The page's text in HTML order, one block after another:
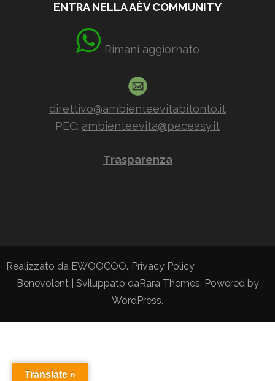
ENTRA NELLA AÈV COMMUNITY
Rimani aggiornato
direttivo@ambienteevitabitonto.it
PEC: ambienteevita@peceasy.it
Trasparenza
Realizzato da EWOOCOO. Privacy Policy
Benevolent | Sviluppato daRara Themes. Powered by
WordPress.
Translate »